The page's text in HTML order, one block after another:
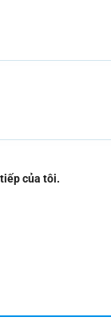
của tôi.